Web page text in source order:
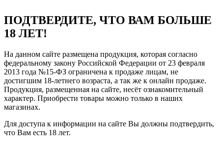
ПОДТВЕРДИТЕ, ЧТО ВАМ БОЛЬШЕ
18 ЛЕТ!
На данном сайте размещена продукция, которая согласно
федеральному закону Российской Федерации от 23 февраля
2013 года №15-ФЗ ограничена к продаже лицам, не
достигшим 18-летнего возраста, а так же к онлайн продаже.
Продукция, размещенная на сайте, несёт ознакомительный
характер. Приобрести товары можно только в наших
магазинах.
Для доступа к информации на сайте Вы должны подтвердить,
что Вам есть 18 лет.